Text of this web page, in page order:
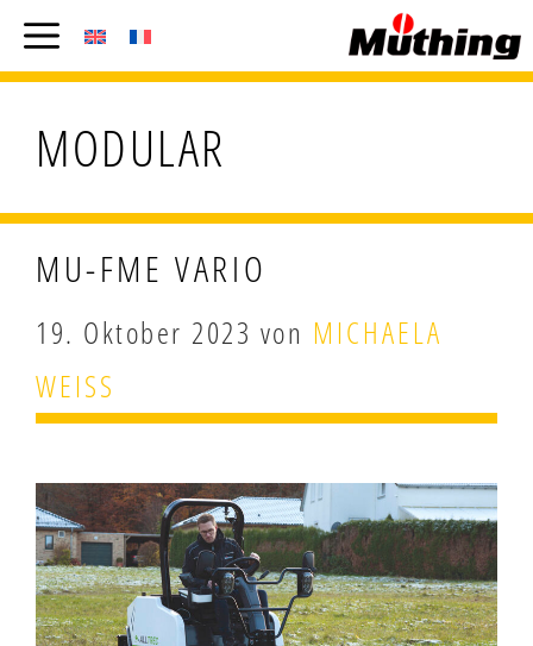
ZUM
INHALT
Menü
MODULAR
MU-FME VARIO
19. Oktober 2023 von MICHAELA
WEISS